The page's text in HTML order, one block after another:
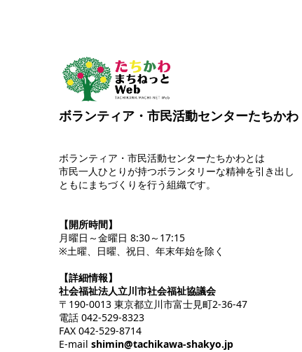
ボランティア・市民活動センターたちかわ
ボランティア・市民活動センターたちかわとは
市民一人ひとりが持つボランタリーな精神を引き出し
ともにまちづくりを行う組織です。
【開所時間】
月曜日～金曜日 8:30～17:15
※土曜、日曜、祝日、年末年始を除く
【詳細情報】
社会福祉法人立川市社会福祉協議会
〒190-0013 東京都立川市富士見町2-36-47
電話 042-529-8323
FAX 042-529-8714
E-mail shimin@tachikawa-shakyo.jp